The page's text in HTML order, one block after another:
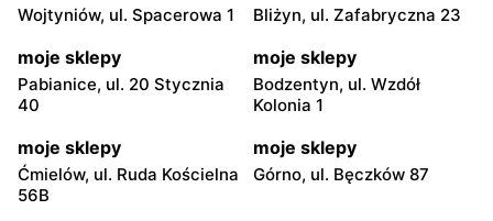
Wojtyniów, ul. Spacerowa 1 Bliżyn, ul. Zafabryczna 23
moje sklepy
Pabianice, ul. 20 Stycznia
40
moje sklepy
Bodzentyn, ul. Wzdół
Kolonia 1
moje sklepy
Ćmielów, ul. Ruda Kościelna
56B
moje sklepy
Górno, ul. Bęczków 87